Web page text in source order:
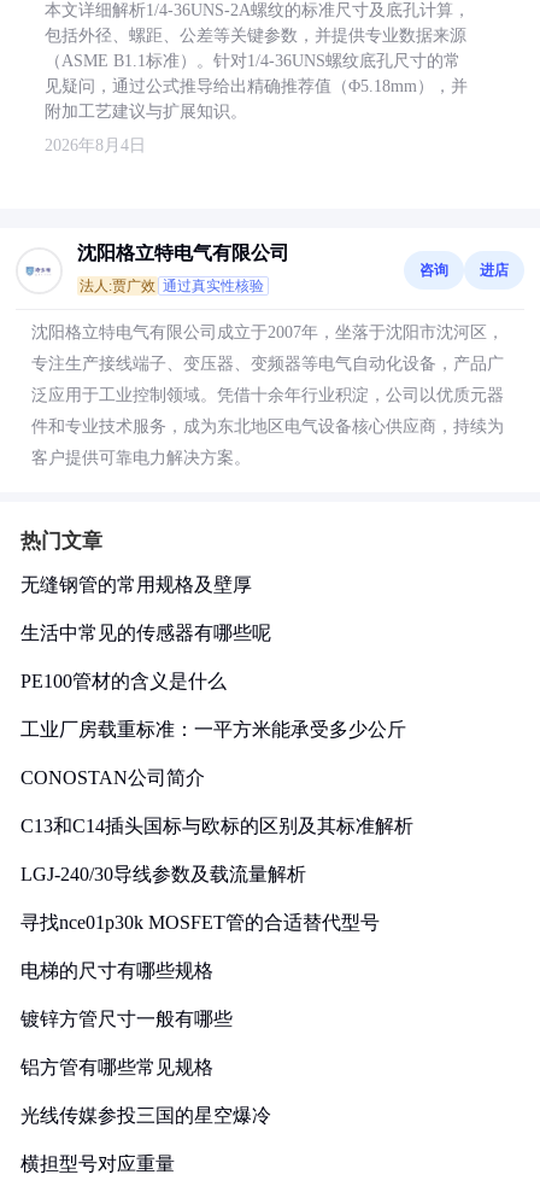
本文详细解析1/4-36UNS-2A螺纹的标准尺寸及底孔计算，
包括外径、螺距、公差等关键参数，并提供专业数据来源
（ASME B1.1标准）。针对1/4-36UNS螺纹底孔尺寸的常
见疑问，通过公式推导给出精确推荐值（Φ5.18mm），并
附加工艺建议与扩展知识。
2026年8月4日
沈阳格立特电气有限公司
法人:贾广效 通过真实性核验
咨询 进店
沈阳格立特电气有限公司成立于2007年，坐落于沈阳市沈河区，
专注生产接线端子、变压器、变频器等电气自动化设备，产品广
泛应用于工业控制领域。凭借十余年行业积淀，公司以优质元器
件和专业技术服务，成为东北地区电气设备核心供应商，持续为
客户提供可靠电力解决方案。
热门文章
无缝钢管的常用规格及壁厚
生活中常见的传感器有哪些呢
PE100管材的含义是什么
工业厂房载重标准：一平方米能承受多少公斤
CONOSTAN公司简介
C13和C14插头国标与欧标的区别及其标准解析
LGJ-240/30导线参数及载流量解析
寻找nce01p30k MOSFET管的合适替代型号
电梯的尺寸有哪些规格
镀锌方管尺寸一般有哪些
铝方管有哪些常见规格
光线传媒参投三国的星空爆冷
横担型号对应重量